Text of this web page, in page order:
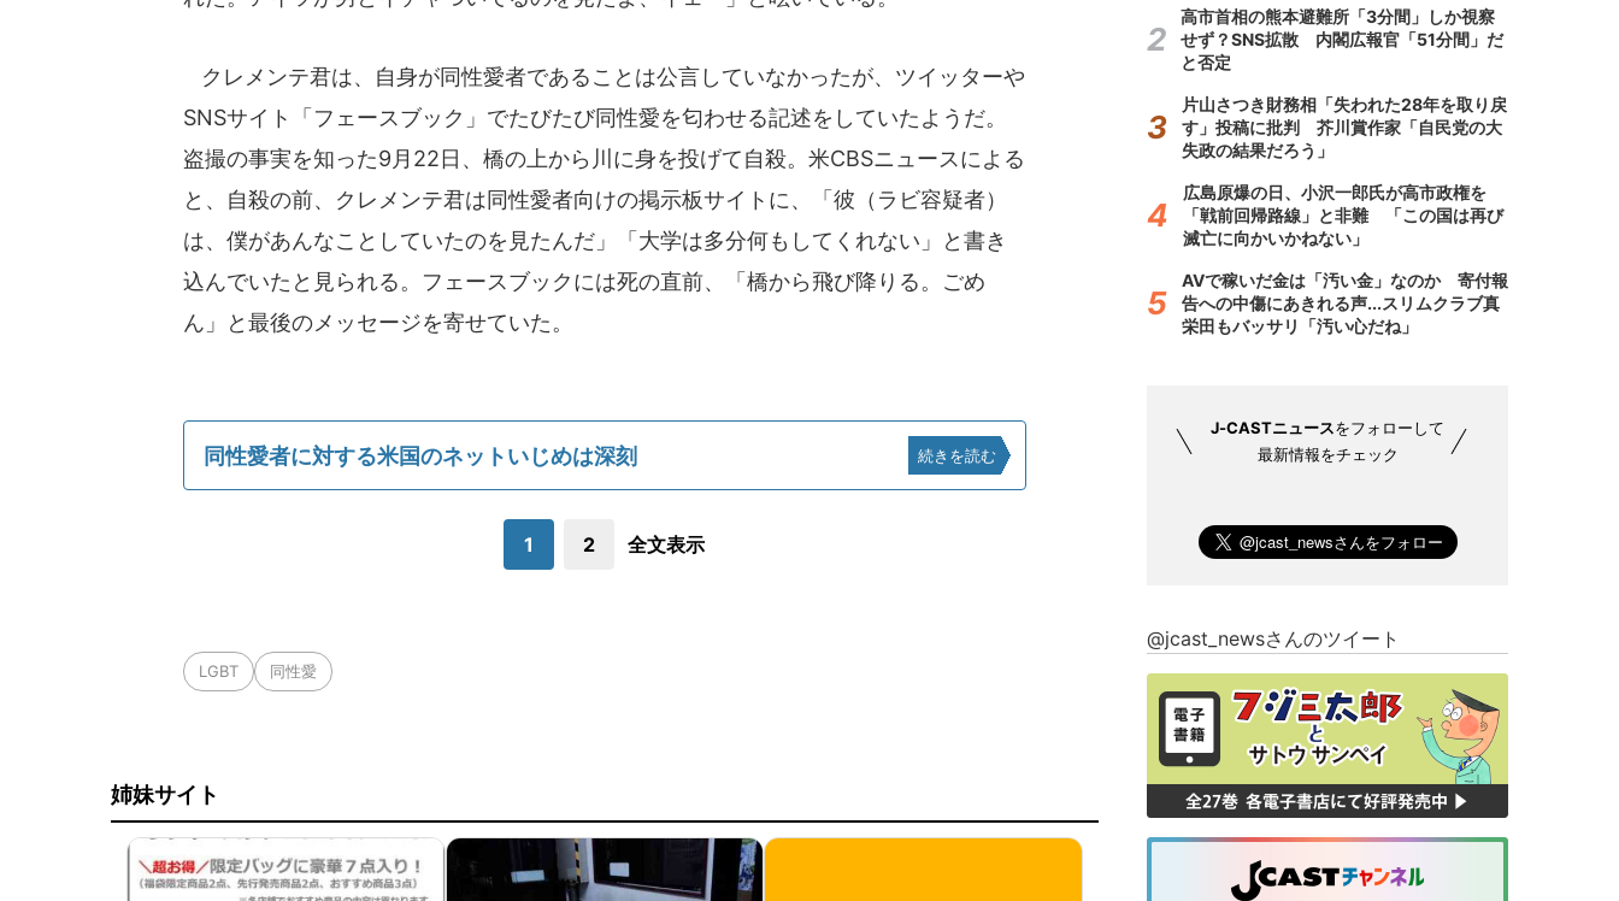
クレメンテ君は、自身が同性愛者であることは公言していなかったが、ツイッターや
SNSサイト「フェースブック」でたびたび同性愛を匂わせる記述をしていたようだ。
盗撮の事実を知った9月22日、橋の上から川に身を投げて自殺。米CBSニュースによる
と、自殺の前、クレメンテ君は同性愛者向けの掲示板サイトに、「彼（ラビ容疑者）
は、僕があんなことしていたのを見たんだ」「大学は多分何もしてくれない」と書き
込んでいたと見られる。フェースブックには死の直前、「橋から飛び降りる。ごめ
ん」と最後のメッセージを寄せていた。
同性愛者に対する米国のネットいじめは深刻 続きを読む
1 2 全文表示
LGBT 同性愛
姉妹サイト
高市首相の熊本避難所「3分間」しか視察
せず？SNS拡散 内閣広報官「51分間」だ
と否定
片山さつき財務相「失われた28年を取り戻
す」投稿に批判 芥川賞作家「自民党の大
失政の結果だろう」
広島原爆の日、小沢一郎氏が高市政権を
「戦前回帰路線」と非難 「この国は再び
滅亡に向かいかねない」
AVで稼いだ金は「汚い金」なのか 寄付報
告への中傷にあきれる声...スリムクラブ真
栄田もバッサリ「汚い心だね」
J-CASTニュースをフォローして
最新情報をチェック
@jcast_newsさんのツイート